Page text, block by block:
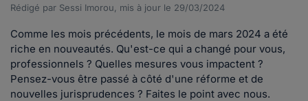
Rédigé par Sessi Imorou, mis à jour le 29/03/2024
Comme les mois précédents, le mois de mars 2024 a été
riche en nouveautés. Qu'est-ce qui a changé pour vous,
professionnels ? Quelles mesures vous impactent ?
Pensez-vous être passé à côté d'une réforme et de
nouvelles jurisprudences ? Faites le point avec nous.